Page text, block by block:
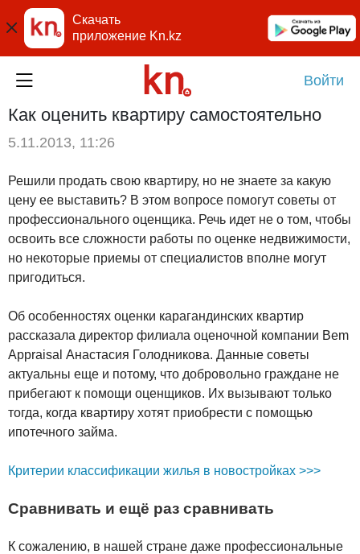
Скачать
приложение Kn.kz
Войти
Как оценить квартиру самостоятельно
5.11.2013, 11:26
Решили продать свою квартиру, но не знаете за какую
цену ее выставить? В этом вопросе помогут советы от
профессионального оценщика. Речь идет не о том, чтобы
освоить все сложности работы по оценке недвижимости,
но некоторые приемы от специалистов вполне могут
пригодиться.
Об особенностях оценки карагандинских квартир
рассказала директор филиала оценочной компании Bem
Appraisal Анастасия Голодникова. Данные советы
актуальны еще и потому, что добровольно граждане не
прибегают к помощи оценщиков. Их вызывают только
тогда, когда квартиру хотят приобрести с помощью
ипотечного займа.
Критерии классификации жилья в новостройках >>>
Сравнивать и ещё раз сравнивать
К сожалению, в нашей стране даже профессиональные